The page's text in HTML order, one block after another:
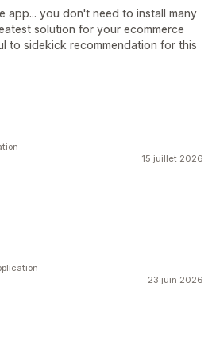
app... you don't need to install many
solution for your ecommerce
to sidekick recommendation for this
15 juillet 2026
23 juin 2026